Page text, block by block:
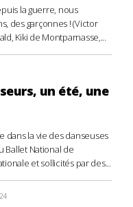
la guerre, nous
des garçonnes ! (Victor
Kiki de Montparnasse,...
un été, une
dans la vie des danseuses
Ballet National de
et sollicités par des...